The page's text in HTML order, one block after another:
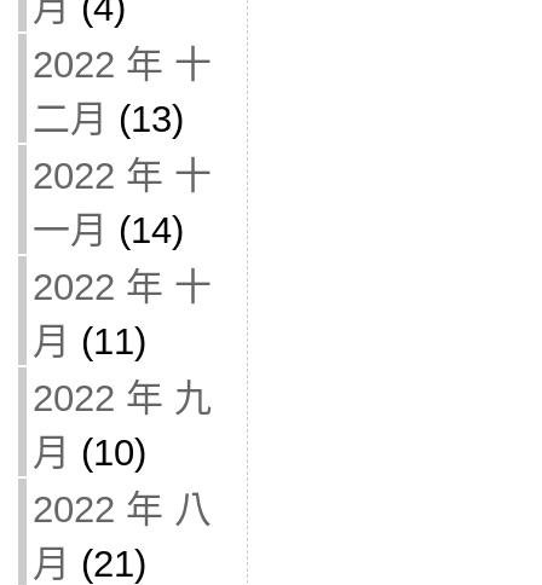
2022 年 十
二月 (13)
2022 年 十
一月 (14)
2022 年 十
月 (11)
2022 年 九
月 (10)
2022 年 八
月 (21)